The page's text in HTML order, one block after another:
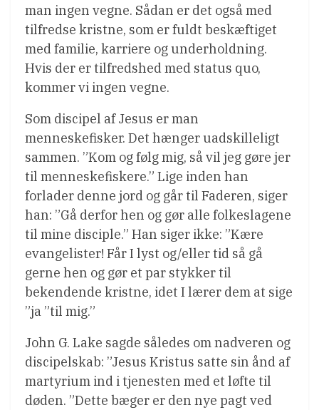
man ingen vegne. Sådan er det også med
tilfredse kristne, som er fuldt beskæftiget
med familie, karriere og underholdning.
Hvis der er tilfredshed med status quo,
kommer vi ingen vegne.
Som discipel af Jesus er man
menneskefisker. Det hænger uadskilleligt
sammen. ”Kom og følg mig, så vil jeg gøre jer
til menneskefiskere.” Lige inden han
forlader denne jord og går til Faderen, siger
han: ”Gå derfor hen og gør alle folkeslagene
til mine disciple.” Han siger ikke: ”Kære
evangelister! Får I lyst og/eller tid så gå
gerne hen og gør et par stykker til
bekendende kristne, idet I lærer dem at sige
”ja ”til mig.”
John G. Lake sagde således om nadveren og
discipelskab: ”Jesus Kristus satte sin ånd af
martyrium ind i tjenesten med et løfte til
døden. ”Dette bæger er den nye pagt ved